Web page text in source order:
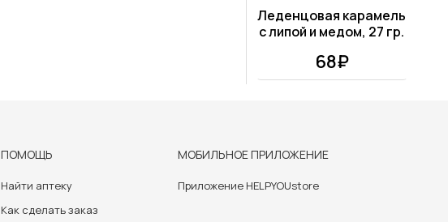
Леденцовая карамель
с липой и медом, 27 гр.
68₽
ПОМОЩЬ
Найти аптеку
Как сделать заказ
МОБИЛЬНОЕ ПРИЛОЖЕНИЕ
Приложение HELPYOUstore